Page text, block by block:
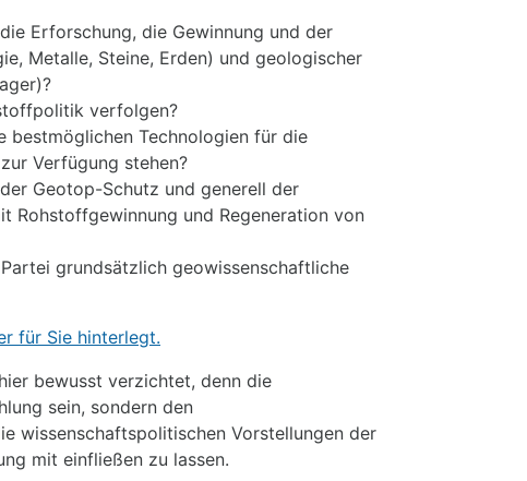
Erforschung, die Gewinnung und der
Metalle, Steine, Erden) und geologischer
verfolgen?
bestmöglichen Technologien für die
Verfügung stehen?
Geotop-Schutz und generell der
Rohstoffgewinnung und Regeneration von
grundsätzlich geowissenschaftliche
für Sie hinterlegt.
bewusst verzichtet, denn die
sein, sondern den
wissenschaftspolitischen Vorstellungen der
mit einfließen zu lassen.